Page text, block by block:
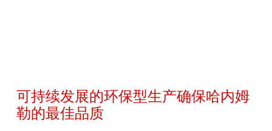
可持续发展的环保型生产确保哈内姆
勒的最佳品质